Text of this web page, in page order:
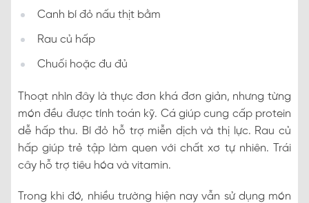
Canh bí đỏ nấu thịt bằm
Rau củ hấp
Chuối hoặc đu đủ
Thoạt nhìn đây là thực đơn khá đơn giản, nhưng từng
món đều được tính toán kỹ. Cá giúp cung cấp protein
dễ hấp thu. Bí đỏ hỗ trợ miễn dịch và thị lực. Rau củ
hấp giúp trẻ tập làm quen với chất xơ tự nhiên. Trái
cây hỗ trợ tiêu hóa và vitamin.
Trong khi đó, nhiều trường hiện nay vẫn sử dụng món